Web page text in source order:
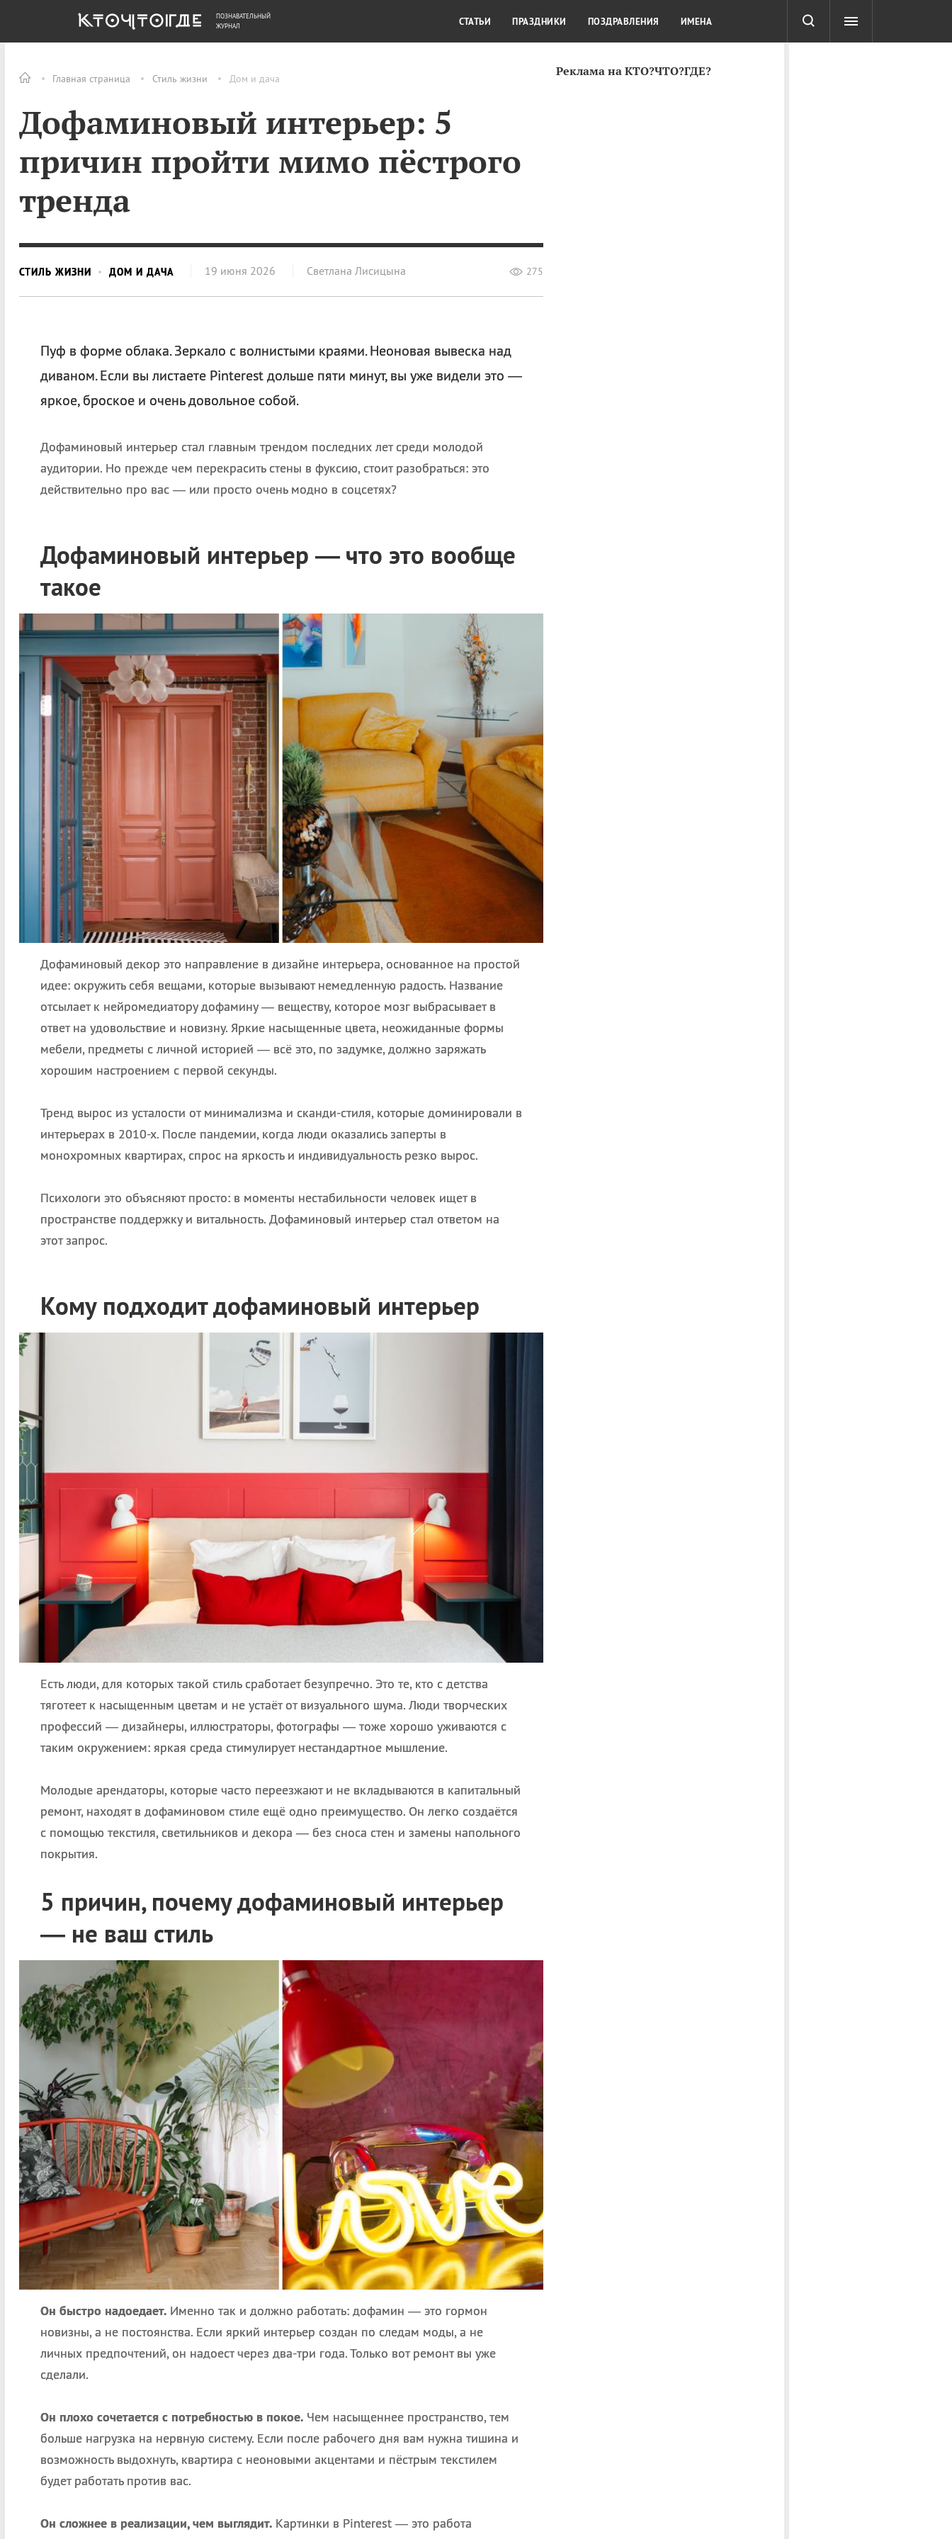
Главная страница Стиль жизни Дом и дача
Дофаминовый интерьер: 5
причин пройти мимо пёстрого
тренда
СТИЛЬ ЖИЗНИ ДОМ И ДАЧА 19 июня 2026 Светлана Лисицына 275
Пуф в форме облака. Зеркало с волнистыми краями. Неоновая вывеска над
диваном. Если вы листаете Pinterest дольше пяти минут, вы уже видели это —
яркое, броское и очень довольное собой.
Дофаминовый интерьер стал главным трендом последних лет среди молодой
аудитории. Но прежде чем перекрасить стены в фуксию, стоит разобраться: это
действительно про вас — или просто очень модно в соцсетях?
Дофаминовый интерьер — что это вообще
такое
Дофаминовый декор это направление в дизайне интерьера, основанное на простой
идее: окружить себя вещами, которые вызывают немедленную радость. Название
отсылает к нейромедиатору дофамину — веществу, которое мозг выбрасывает в
ответ на удовольствие и новизну. Яркие насыщенные цвета, неожиданные формы
мебели, предметы с личной историей — всё это, по задумке, должно заряжать
хорошим настроением с первой секунды.
Тренд вырос из усталости от минимализма и сканди-стиля, которые доминировали в
интерьерах в 2010-х. После пандемии, когда люди оказались заперты в
монохромных квартирах, спрос на яркость и индивидуальность резко вырос.
Психологи это объясняют просто: в моменты нестабильности человек ищет в
пространстве поддержку и витальность. Дофаминовый интерьер стал ответом на
этот запрос.
Кому подходитдофаминовый интерьер
Есть люди, для которых такой стиль сработает безупречно. Это те, кто с детства
тяготеет к насыщенным цветам и не устаёт от визуального шума. Люди творческих
профессий — дизайнеры, иллюстраторы, фотографы — тоже хорошо уживаются с
таким окружением: яркая среда стимулирует нестандартное мышление.
Молодые арендаторы, которые часто переезжают и не вкладываются в капитальный
ремонт, находят в дофаминовом стиле ещё одно преимущество. Он легко создаётся
с помощью текстиля, светильников и декора — без сноса стен и замены напольного
покрытия.
5 причин, почемудофаминовый интерьер
— не ваш стиль
Он быстро надоедает. Именно так и должно работать: дофамин — это гормон
новизны, а не постоянства. Если яркий интерьер создан по следам моды, а не
личных предпочтений, он надоест через два-три года. Только вот ремонт вы уже
сделали.
Он плохо сочетается с потребностью в покое. Чем насыщеннее пространство, тем
больше нагрузка на нервную систему. Если после рабочего дня вам нужна тишина и
возможность выдохнуть, квартира с неоновыми акцентами и пёстрым текстилем
будет работать против вас.
Он сложнее в реализации, чем выглядит. Картинки в Pinterest — это работа
Реклама на КТО?ЧТО?ГДЕ?
ОБЩЕСТВО ДЕНЬГИ КУЛЬТУРА КРАСОТА ТЕСТЫ
ПОЗНАВАТЕЛЬНЫЙ
ЖУРНАЛ
СТАТЬИ ПРАЗДНИКИ ПОЗДРАВЛЕНИЯ ИМЕНА